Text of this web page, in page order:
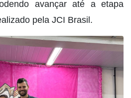
avançar até a etapa
pela JCI Brasil.